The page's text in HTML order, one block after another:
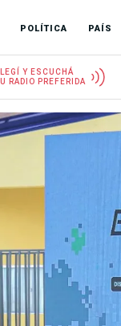
POLÍTICA PAÍS
Y ESCUCHÁ
RADIO PREFERIDA